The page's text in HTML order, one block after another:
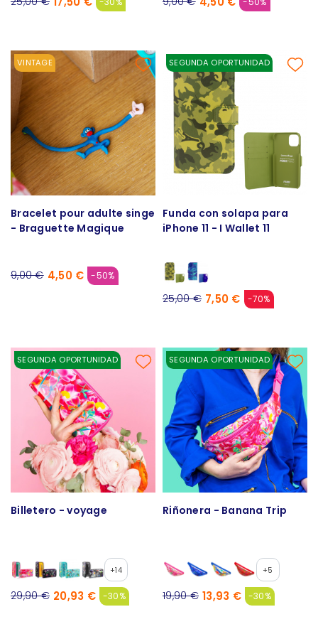
VINTAGE
Bracelet pour adulte singe
- Braguette Magique
9,00 € 4,50 € -50%
SEGUNDA OPORTUNIDAD
Funda con solapa para
iPhone 11 - I Wallet 11
25,00 € 7,50 € -70%
SEGUNDA OPORTUNIDAD
Billetero - voyage
+14
29,90 € 20,93 € -30%
SEGUNDA OPORTUNIDAD
Riñonera - Banana Trip
+5
19,90 € 13,93 € -30%